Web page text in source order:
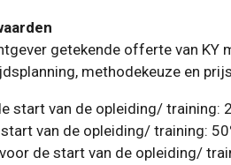
getekende offerte van KY
methodekeuze en
start van de opleiding/ training:
van de opleiding/ training:
de start van de opleiding/